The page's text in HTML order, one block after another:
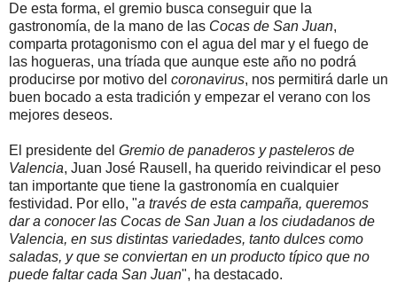
De esta forma, el gremio busca conseguir que la
gastronomía, de la mano de las Cocas de San Juan,
comparta protagonismo con el agua del mar y el fuego de
las hogueras, una tríada que aunque este año no podrá
producirse por motivo del coronavirus, nos permitirá darle un
buen bocado a esta tradición y empezar el verano con los
mejores deseos.
El presidente del Gremio de panaderos y pasteleros de
Valencia, Juan José Rausell, ha querido reivindicar el peso
tan importante que tiene la gastronomía en cualquier
festividad. Por ello, "a través de esta campaña, queremos
dar a conocer las Cocas de San Juan a los ciudadanos de
Valencia, en sus distintas variedades, tanto dulces como
saladas, y que se conviertan en un producto típico que no
puede faltar cada San Juan", ha destacado.